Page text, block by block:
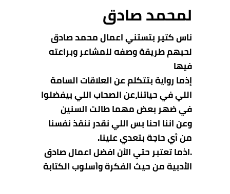
لمحمد صادق
ناس كتير بتستني اعمال محمد صادق
لحبهم طريقة وصفه للمشاعر وبراعته
فيها
إذما رواية بتتكلم عن العلاقات السامة
اللي في حياتنا،عن الصحاب اللي بيفضلوا
في ضهر بعض مهما طالت السنين
وعن اننا احنا بس اللي نقدر ننقذ نفسنا
من أي حاجة بتعدي علينا.
.اذما تعتبر حتي الأن افضل اعمال صادق
الأدبية من حيث الفكرة وأسلوب الكتابة